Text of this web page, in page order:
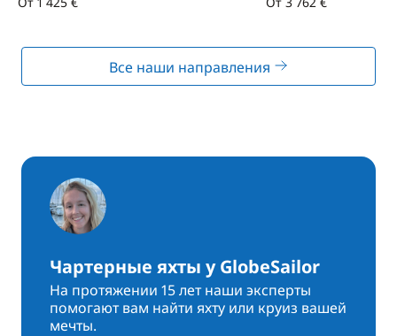
Все наши направления
Чартерные яхты у GlobeSailor
На протяжении 15 лет наши эксперты
помогают вам найти яхту или круиз вашей
мечты.